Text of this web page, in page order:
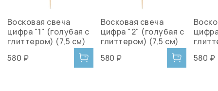
Восковая свеча
цифра "1" (голубая с
глиттером) (7,5 см)
580 ₽
Восковая свеча
цифра "2" (голубая с
глиттером) (7,5 см)
580 ₽
580 ₽